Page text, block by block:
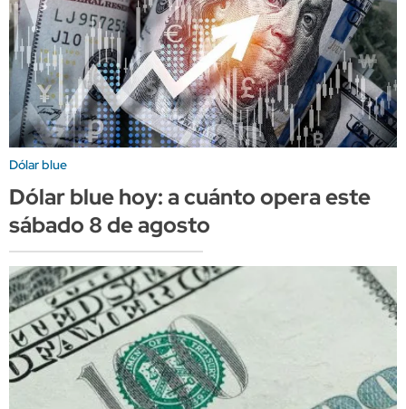
Dólar blue
Dólar blue hoy: a cuánto opera este
sábado 8 de agosto